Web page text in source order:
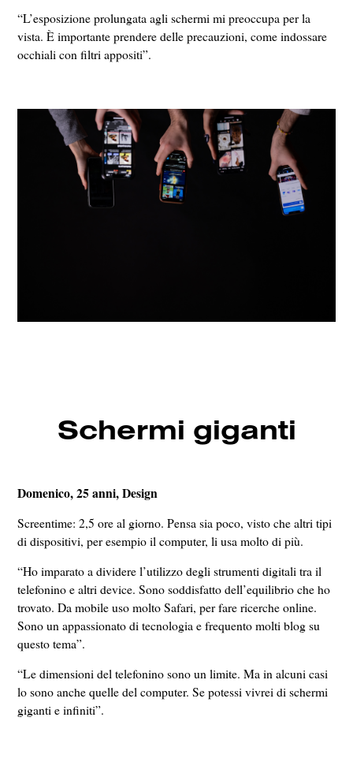
“L’esposizione prolungata agli schermi mi preoccupa per la
vista. È importante prendere delle precauzioni, come indossare
occhiali con filtri appositi”.
Schermi giganti
Domenico, 25 anni, Design
Screentime: 2,5 ore al giorno. Pensa sia poco, visto che altri tipi
di dispositivi, per esempio il computer, li usa molto di più.
“Ho imparato a dividere l’utilizzo degli strumenti digitali tra il
telefonino e altri device. Sono soddisfatto dell’equilibrio che ho
trovato. Da mobile uso molto Safari, per fare ricerche online.
Sono un appassionato di tecnologia e frequento molti blog su
questo tema”.
“Le dimensioni del telefonino sono un limite. Ma in alcuni casi
lo sono anche quelle del computer. Se potessi vivrei di schermi
giganti e infiniti”.